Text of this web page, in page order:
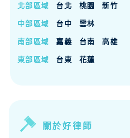
關於好律師
北部區域 台北 桃園 新竹
南部區域 嘉義 台南 高雄
中部區域 台中 雲林
東部區域 台東 花蓮